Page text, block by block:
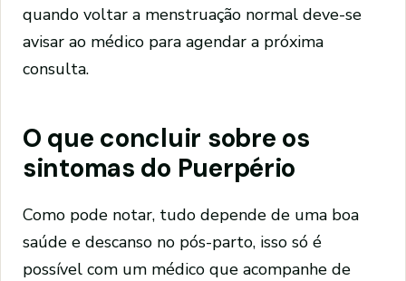
quando voltar a menstruação normal deve-se
avisar ao médico para agendar a próxima
consulta.
O que concluir sobre os
sintomas do Puerpério
Como pode notar, tudo depende de uma boa
saúde e descanso no pós-parto, isso só é
possível com um médico que acompanhe de